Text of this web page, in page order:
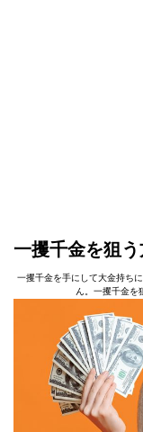
一攫千金を狙
一攫千金を手にして大金持ち
ん。一攫千金を